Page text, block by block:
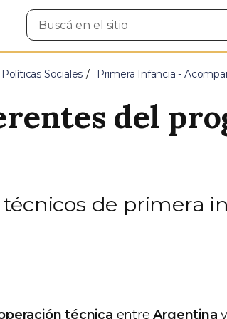
Buscar
en
Sociales Primera Infancia -
del
de primera
técnica entreArgentina y